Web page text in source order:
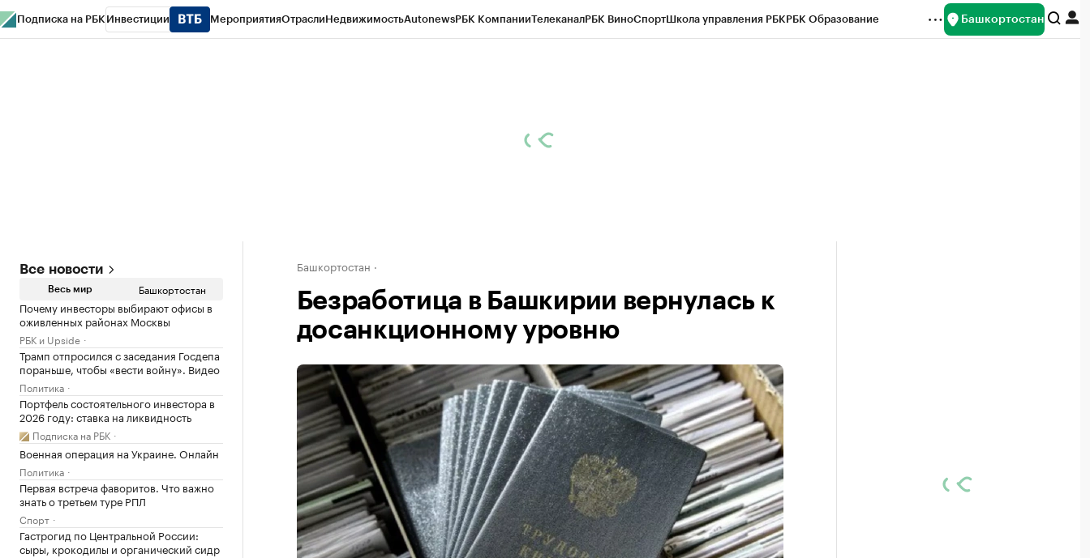
Подписка на РБК Инвестиции МероприятияОтраслиНедвижимостьAutonewsРБК КомпанииТелеканалРБК ВиноСпортШкола управления РБКРБК Образование Башкортостан
Все новости
Весь мир Башкортостан
Почему инвесторы выбирают офисы в
оживленных районах Москвы
РБК и Upside
Трамп отпросился с заседания Госдепа
пораньше, чтобы «вести войну». Видео
Политика
Портфель состоятельного инвестора в
2026 году: ставка на ликвидность
Подписка на РБК
Военная операция на Украине. Онлайн
Политика
Первая встреча фаворитов. Что важно
знать о третьем туре РПЛ
Спорт
Гастрогид по Центральной России:
сыры, крокодилы и органический сидр
Башкортостан
Безработица в Башкирии вернулась к
досанкционному уровню